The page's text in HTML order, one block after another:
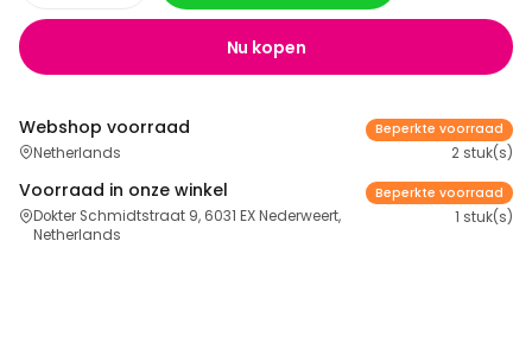
Nu kopen
Webshop voorraad
Netherlands
Beperkte voorraad
2 stuk(s)
Voorraad in onze winkel
Dokter Schmidtstraat 9, 6031 EX Nederweert,
Netherlands
Beperkte voorraad
1 stuk(s)